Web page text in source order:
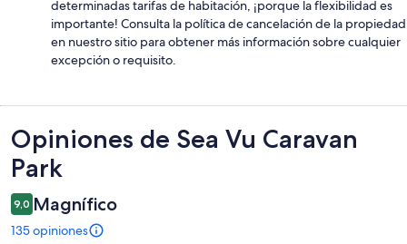
determinadas tarifas de habitación, ¡porque la flexibilidad es
importante! Consulta la política de cancelación de la propiedad
en nuestro sitio para obtener más información sobre cualquier
excepción o requisito.
Opiniones
Opiniones de Sea Vu Caravan
Park
9,0 Magnífico
135 opiniones